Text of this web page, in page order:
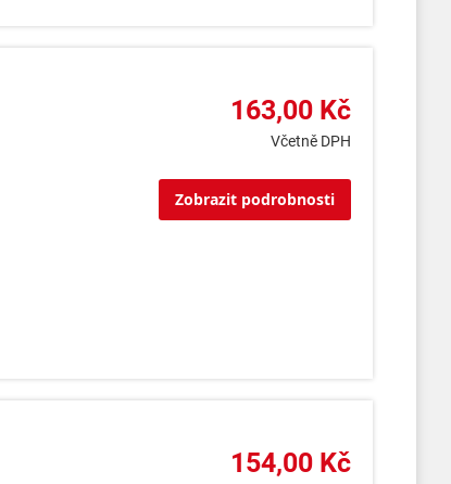
163,00 Kč
Včetně DPH
Zobrazit podrobnosti
154,00 Kč